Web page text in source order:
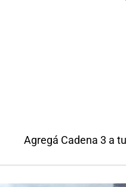
Agregá Cadena 3 a